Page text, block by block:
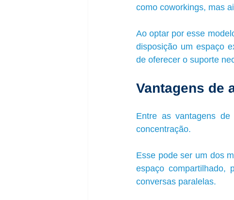
como coworkings, mas
Ao optar por esse
disposição um espaço
de oferecer o suporte
Vantagens de
Entre as vantagens
concentração.
Esse pode ser um dos
espaço compartilhado,
conversas paralelas.